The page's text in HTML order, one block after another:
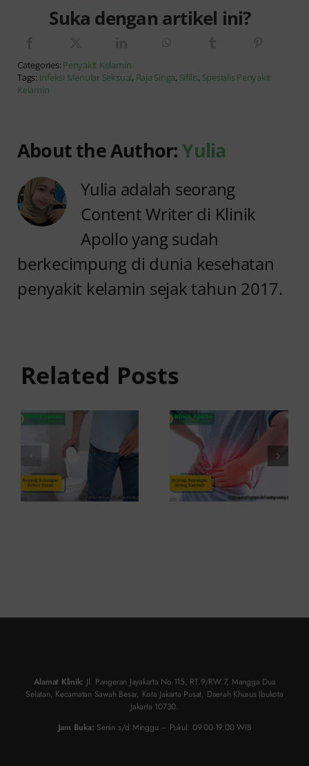
Suka dengan artikel ini?
Categories: Penyakit Kelamin
Tags: Infeksi Menular Seksual, Raja Singa, Sifilis, Spesialis Penyakit
Kelamin
About the Author:Yulia
Yulia adalah seorang
Content Writer di Klinik
Apollo yang sudah
berkecimpung di dunia kesehatan
penyakit kelamin sejak tahun 2017.
Related Posts
Anyang
Darah:
Penyebab
dan Kapan
ke Dokter
Kambuh
dan Cara
Atasinya
Alamat Klinik: Jl. Pangeran Jayakarta No.115, RT.9/RW.7, Mangga Dua
Selatan, Kecamatan Sawah Besar, Kota Jakarta Pusat, Daerah Khusus Ibukota
Jakarta 10730.
Jam Buka: Senin s/d Minggu – Pukul: 09.00-19.00 WIB